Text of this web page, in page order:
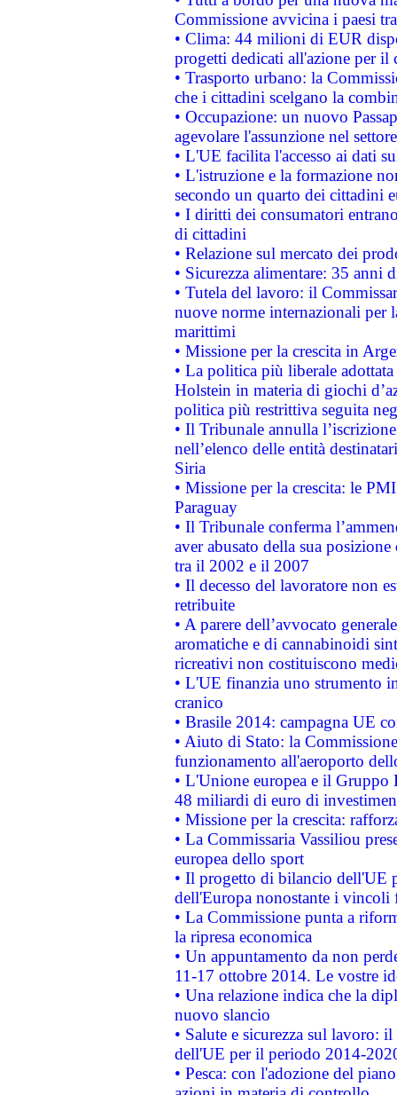
Commissione avvicina i paesi
• Clima: 44 milioni di EUR
progetti dedicati all'azione per il
• Trasporto urbano: la
che i cittadini scelgano la
• Occupazione: un nuovo
agevolare l'assunzione nel
• L'UE facilita l'accesso ai dati
• L'istruzione e la formazione
secondo un quarto dei cittadini
• I diritti dei consumatori
di cittadini
• Relazione sul mercato dei
• Sicurezza alimentare: 35 anni
• Tutela del lavoro: il
nuove norme internazionali per
marittimi
• Missione per la crescita in
• La politica più liberale
Holstein in materia di giochi
politica più restrittiva seguita
• Il Tribunale annulla
nell’elenco delle entità
Siria
• Missione per la crescita: le
Paraguay
• Il Tribunale conferma
aver abusato della sua
tra il 2002 e il 2007
• Il decesso del lavoratore non
retribuite
• A parere dell’avvocato
aromatiche e di cannabinoidi
ricreativi non costituiscono
• L'UE finanzia uno strumento
cranico
• Brasile 2014: campagna UE
• Aiuto di Stato: la
funzionamento all'aeroporto
• L'Unione europea e il
48 miliardi di euro di
• Missione per la crescita:
• La Commissaria Vassiliou
europea dello sport
• Il progetto di bilancio dell'UE
dell'Europa nonostante i vincoli
• La Commissione punta a
la ripresa economica
• Un appuntamento da non
11-17 ottobre 2014. Le vostre
• Una relazione indica che la
nuovo slancio
• Salute e sicurezza sul lavoro:
dell'UE per il periodo 2014-
• Pesca: con l'adozione del